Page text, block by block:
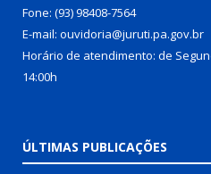
Fone: (93) 98408-7564
E-mail: ouvidoria@juruti.pa.gov.br
Horário de atendimento: de
14:00h
ÚLTIMAS PUBLICAÇÕES